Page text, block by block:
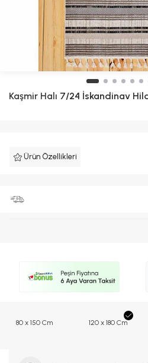
Kaşmir Halı 7/24 İskandinav
Ürün Özellikleri
80 x 150 Cm 120 x 180 Cm